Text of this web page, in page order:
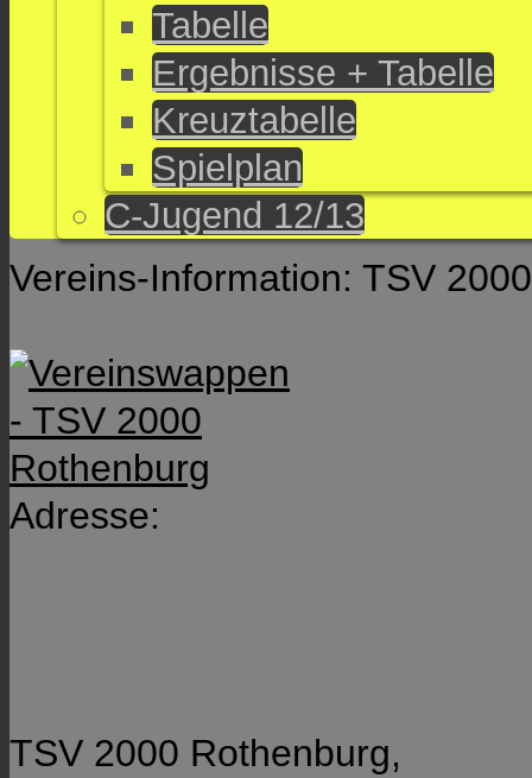
Tabelle
Ergebnisse + Tabelle
Kreuztabelle
Spielplan
C-Jugend 12/13
Vereins-Information: TSV
Adresse:
TSV 2000 Rothenburg,